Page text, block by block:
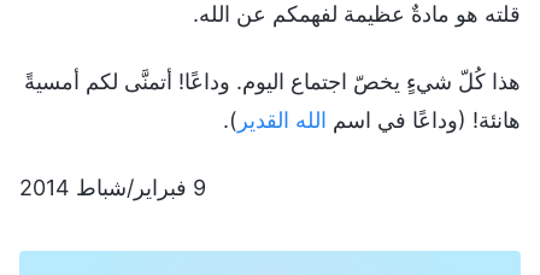
قلته هو مادةٌ عظيمة لفهمكم عن الله.
هذا كُلّ شيءٍ يخصّ اجتماع اليوم. وداعًا! أتمنَّى لكم أمسيةً
هانئة! (وداعًا في اسم الله القدير ).
9 فبراير/شباط 2014